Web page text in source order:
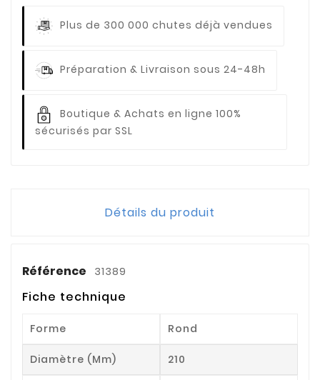
Plus de 300 000 chutes déjà vendues
Préparation & Livraison sous 24-48h
Boutique & Achats en ligne 100%
sécurisés par SSL
Détails du produit
Référence 31389
Fiche technique
Forme Rond
Diamètre (mm) 210